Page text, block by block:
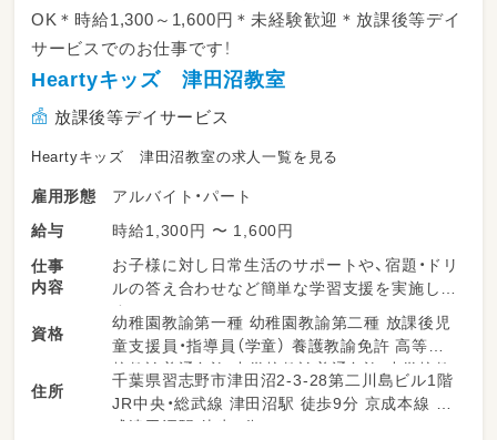
OK＊時給1,300～1,600円＊未経験歓迎＊放課後等デイ
サービスでのお仕事です！
Heartyキッズ 津田沼教室
放課後等デイサービス
Heartyキッズ 津田沼教室の求人一覧を見る
雇用形態
アルバイト・パート
給与
時給1,300円 〜 1,600円
仕事
内容
お子様に対し日常生活のサポートや、宿題・ドリ
ルの答え合わせなど簡単な学習支援を実施しま
す
・現場での療育支援
・記録作成
・各種事務処理
・送迎 など
資格
幼稚園教諭第一種 幼稚園教諭第二種 放課後児
童支援員・指導員（学童） 養護教諭免許 高等学
校教諭普通免許 中学校教諭普通免許 小学校教
諭普通免許 社会福祉士 心理士 精神保健福祉士
普通自動車運転免許
住所
千葉県習志野市津田沼2-3-28第二川島ビル1階
JR中央・総武線 津田沼駅 徒歩9分 京成本線 京
成津田沼駅 徒歩9分